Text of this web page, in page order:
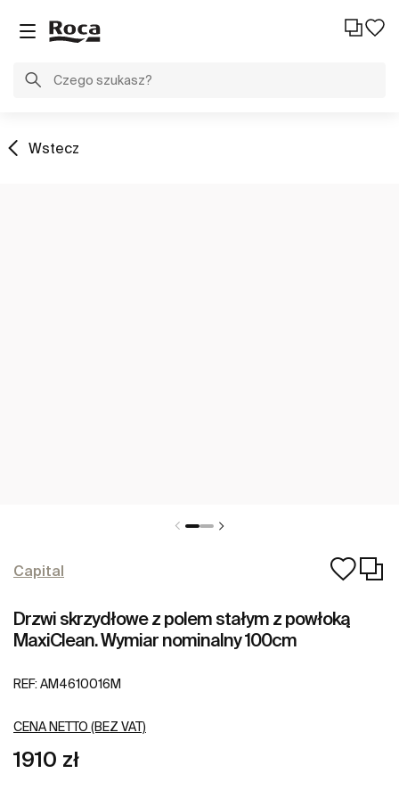
Wstecz
Capital
Drzwi skrzydłowe z polem stałym z powłoką
MaxiClean. Wymiar nominalny 100cm
REF: AM4610016M
CENA NETTO (BEZ VAT)
1910 zł